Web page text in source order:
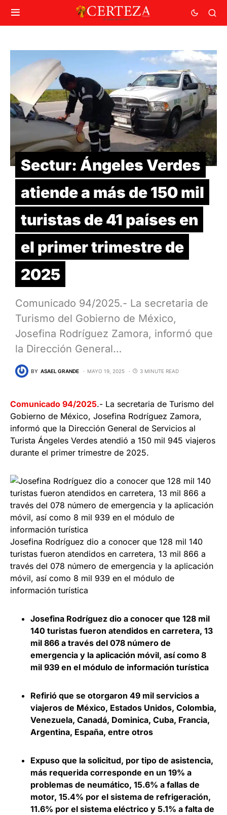
Sectur: Ángeles Verdes
atiende a más de 150 mil
turistas de 41 países en
el primer trimestre de
2025
Comunicado 94/2025.- La secretaria de
Turismo del Gobierno de México,
Josefina Rodríguez Zamora, informó que
la Dirección General…
BY ASAEL GRANDE MAYO 19, 2025 3 MINUTE READ
Comunicado 94/2025.- La secretaria de Turismo del
Gobierno de México, Josefina Rodríguez Zamora,
informó que la Dirección General de Servicios al
Turista Ángeles Verdes atendió a 150 mil 945 viajeros
durante el primer trimestre de 2025.
Josefina Rodríguez dio a conocer que 128 mil 140
turistas fueron atendidos en carretera, 13 mil 866 a
través del 078 número de emergencia y la aplicación
móvil, así como 8 mil 939 en el módulo de
información turística
Josefina Rodríguez dio a conocer que 128 mil
140 turistas fueron atendidos en carretera, 13
mil 866 a través del 078 número de
emergencia y la aplicación móvil, así como 8
mil 939 en el módulo de información turística
Refirió que se otorgaron 49 mil servicios a
viajeros de México, Estados Unidos, Colombia,
Venezuela, Canadá, Dominica, Cuba, Francia,
Argentina, España, entre otros
Expuso que la solicitud, por tipo de asistencia,
más requerida corresponde en un 19% a
problemas de neumático, 15.6% a fallas de
motor, 15.4% por el sistema de refrigeración,
11.6% por el sistema eléctrico y 5.1% a falta de